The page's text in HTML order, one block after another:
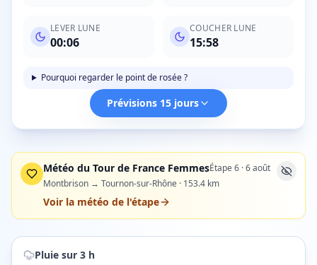
LEVER LUNE
00:06
COUCHER LUNE
15:58
Pourquoi regarder le point de rosée ?
Prévisions 15 jours
Météo du Tour de France FemmesÉtape6 ·6 août
Montbrison → Tournon-sur-Rhône · 153.4 km
Voir la météo de l'étape
Pluie sur 3 h